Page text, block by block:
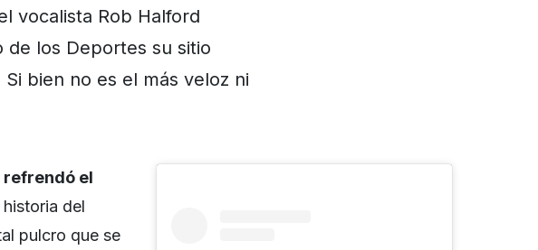
vocalista Rob Halford
de los Deportes su sitio
bien no es el más veloz ni
refrendó el
del
pulcro que se